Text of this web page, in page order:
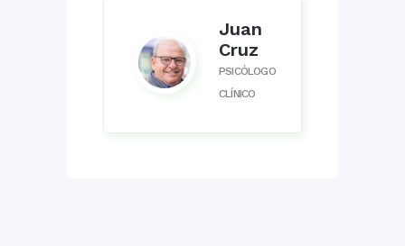
Juan
Cruz
PSICÓLOGO
CLÍNICO